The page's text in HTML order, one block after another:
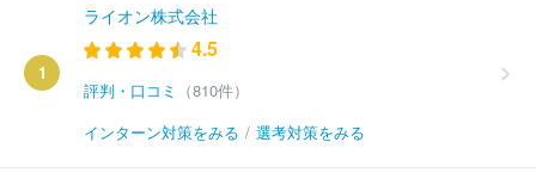
1
ライオン株式会社
4.5
評判・口コミ
（810件）
インターン対策をみる / 選考対策をみる